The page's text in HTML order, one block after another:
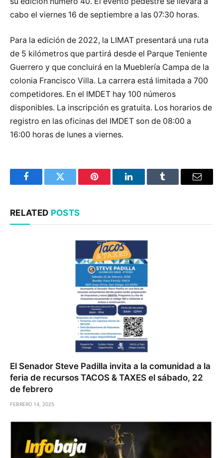
cabo el viernes 16 de septiembre a las 07:30 horas.
Para la edición de 2022, la LIMAT presentará una ruta
de 5 kilómetros que partirá desde el Parque Teniente
Guerrero y que concluirá en la Mueblería Campa de la
colonia Francisco Villa. La carrera está limitada a 700
competidores. En el IMDET hay 100 números
disponibles. La inscripción es gratuita. Los horarios de
registro en las oficinas del IMDET son de 08:00 a
16:00 horas de lunes a viernes.
FacebookTwitter Pinterest LinkedInTumblr Email
RELATED POSTS
El Senador Steve Padilla invita a la comunidad a la
feria de recursos TACOS & TAXES el sábado, 22
de febrero
FEBRERO 14, 2025